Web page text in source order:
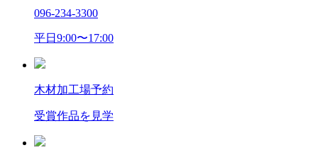
096-234-3300
平日9:00〜17:00
木材加工場予約
受賞作品を見学